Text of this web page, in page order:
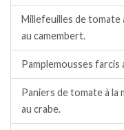
Millefeuilles de tomate
au camembert.
Pamplemousses farcis
Paniers de tomate à la
au crabe.